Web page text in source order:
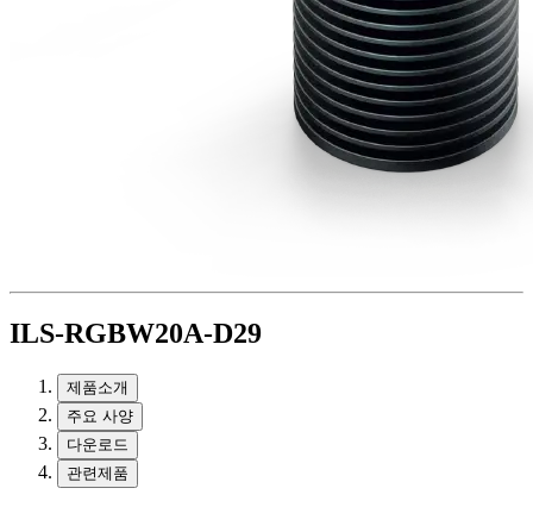
ILS-RGBW20A-D29
제품소개
주요 사양
다운로드
관련제품